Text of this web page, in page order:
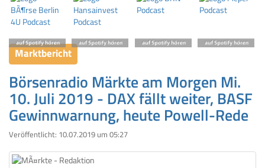
Marktbericht
Börsenradio Märkte am Morgen Mi.
10. Juli 2019 - DAX fällt weiter, BASF
Gewinnwarnung, heute Powell-Rede
Veröffentlicht: 10.07.2019 um 05:27